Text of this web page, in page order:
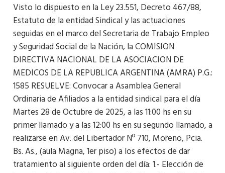
Visto lo dispuesto en la Ley 23.551, Decreto 467/88,
Estatuto de la entidad Sindical y las actuaciones
seguidas en el marco del Secretaria de Trabajo Empleo
y Seguridad Social de la Nación, la COMISION
DIRECTIVA NACIONAL DE LA ASOCIACION DE
MEDICOS DE LA REPUBLICA ARGENTINA (AMRA) P.G.:
1585 RESUELVE: Convocar a Asamblea General
Ordinaria de Afiliados a la entidad sindical para el día
Martes 28 de Octubre de 2025, a las 11:00 hs en su
primer llamado y a las 12:00 hs en su segundo llamado, a
realizarse en Av. del Libertador Nº 710, Moreno, Pcia.
Bs. As., (aula Magna, 1er piso) a los efectos de dar
tratamiento al siguiente orden del día: 1.- Elección de